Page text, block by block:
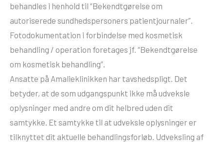
behandles i henhold til “Bekendtgørelse om
autoriserede sundhedspersoners patientjournaler”.
Fotodokumentation i forbindelse med kosmetisk
behandling / operation foretages jf. “Bekendtgørelse
om kosmetisk behandling”.
Ansatte på Amalieklinikken har tavshedspligt. Det
betyder, at de som udgangspunkt ikke må udveksle
oplysninger med andre om dit helbred uden dit
samtykke. Et samtykke til at udveksle oplysninger er
tilknyttet dit aktuelle behandlingsforløb. Udveksling af